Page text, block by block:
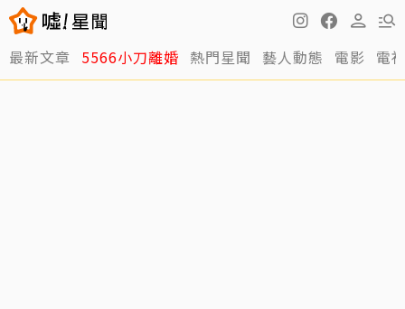
最新文章 5566小刀離婚 熱門星聞 藝人動態 電影 電